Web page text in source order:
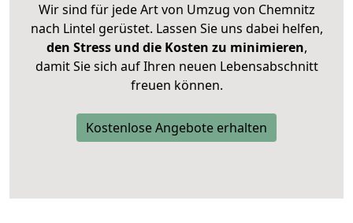
Wir sind für jede Art von Umzug von Chemnitz
nach Lintel gerüstet. Lassen Sie uns dabei helfen,
den Stress und die Kosten zu minimieren,
damit Sie sich auf Ihren neuen Lebensabschnitt
freuen können.
Kostenlose Angebote erhalten